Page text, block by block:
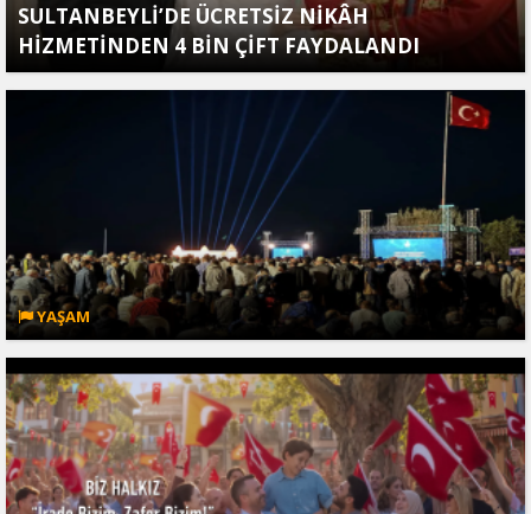
SULTANBEYLİ’DE ÜCRETSİZ NİKÂH
HİZMETİNDEN 4 BİN ÇİFT FAYDALANDI
YAŞAM